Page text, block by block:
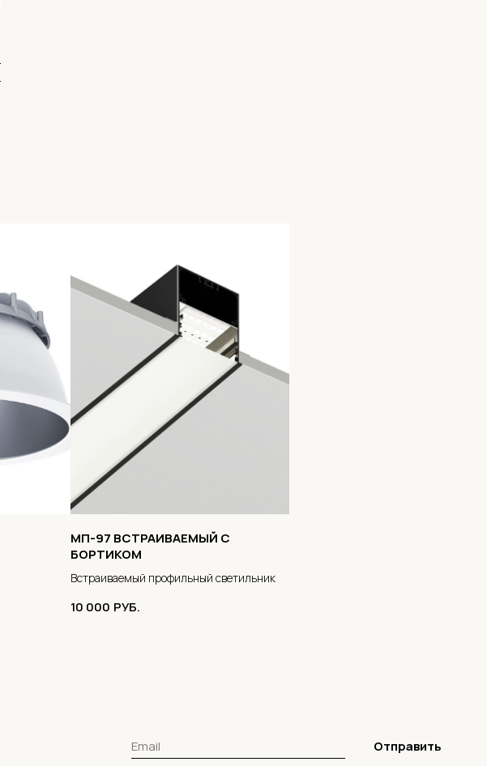
МП-97 ВСТРАИВАЕМЫЙ С
БОРТИКОМ
Встраиваемый профильный светильник
10 000 РУБ.
Отправить